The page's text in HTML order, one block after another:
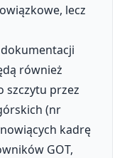
lecz
również
szczytu przez
(nr
kadrę
GOT,